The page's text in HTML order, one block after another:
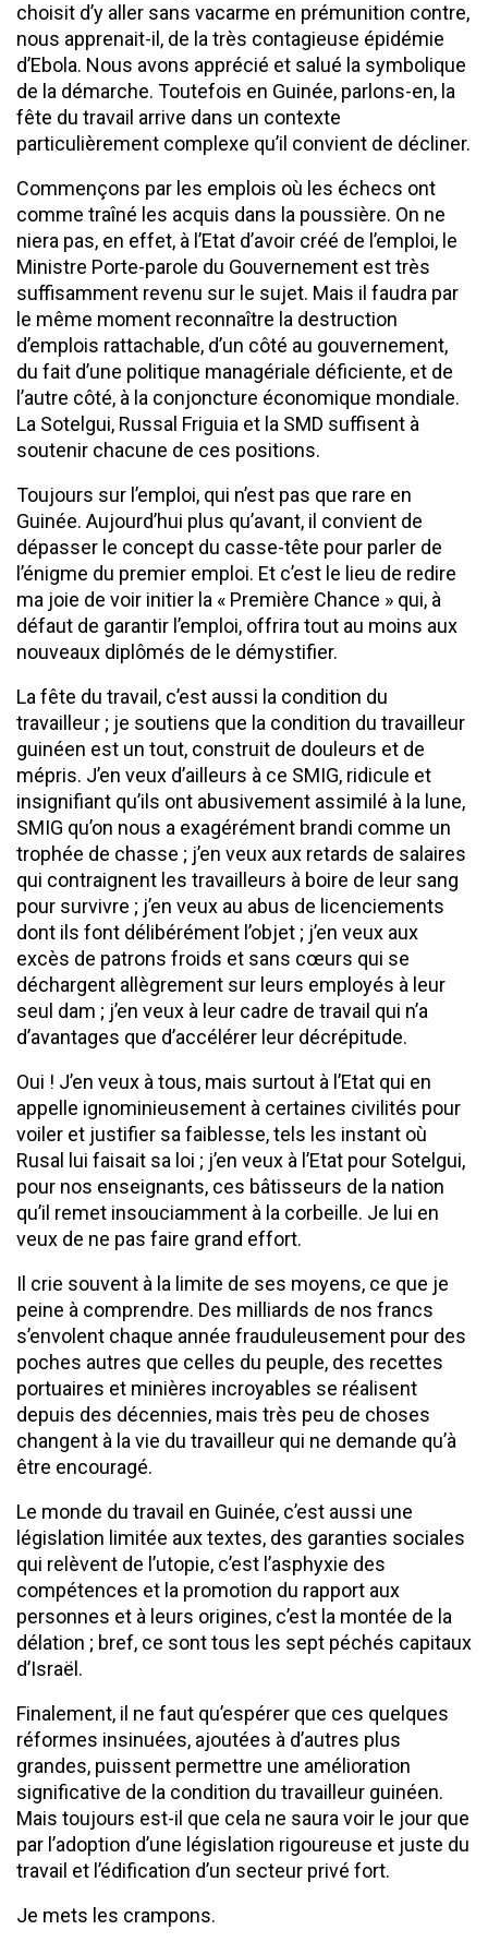
choisit d’y aller sans vacarme en prémunition contre,
nous apprenait-il, de la très contagieuse épidémie
d’Ebola. Nous avons apprécié et salué la symbolique
de la démarche. Toutefois en Guinée, parlons-en, la
fête du travail arrive dans un contexte
particulièrement complexe qu’il convient de décliner.
Commençons par les emplois où les échecs ont
comme traîné les acquis dans la poussière. On ne
niera pas, en effet, à l’Etat d’avoir créé de l’emploi, le
Ministre Porte-parole du Gouvernement est très
suffisamment revenu sur le sujet. Mais il faudra par
le même moment reconnaître la destruction
d’emplois rattachable, d’un côté au gouvernement,
du fait d’une politique managériale déficiente, et de
l’autre côté, à la conjoncture économique mondiale.
La Sotelgui, Russal Friguia et la SMD suffisent à
soutenir chacune de ces positions.
Toujours sur l’emploi, qui n’est pas que rare en
Guinée. Aujourd’hui plus qu’avant, il convient de
dépasser le concept du casse-tête pour parler de
l’énigme du premier emploi. Et c’est le lieu de redire
ma joie de voir initier la « Première Chance » qui, à
défaut de garantir l’emploi, offrira tout au moins aux
nouveaux diplômés de le démystifier.
La fête du travail, c’est aussi la condition du
travailleur ; je soutiens que la condition du travailleur
guinéen est un tout, construit de douleurs et de
mépris. J’en veux d’ailleurs à ce SMIG, ridicule et
insignifiant qu’ils ont abusivement assimilé à la lune,
SMIG qu’on nous a exagérément brandi comme un
trophée de chasse ; j’en veux aux retards de salaires
qui contraignent les travailleurs à boire de leur sang
pour survivre ; j’en veux au abus de licenciements
dont ils font délibérément l’objet ; j’en veux aux
excès de patrons froids et sans cœurs qui se
déchargent allègrement sur leurs employés à leur
seul dam ; j’en veux à leur cadre de travail qui n’a
d’avantages que d’accélérer leur décrépitude.
Oui ! J’en veux à tous, mais surtout à l’Etat qui en
appelle ignominieusement à certaines civilités pour
voiler et justifier sa faiblesse, tels les instant où
Rusal lui faisait sa loi ; j’en veux à l’Etat pour Sotelgui,
pour nos enseignants, ces bâtisseurs de la nation
qu’il remet insouciamment à la corbeille. Je lui en
veux de ne pas faire grand effort.
Il crie souvent à la limite de ses moyens, ce que je
peine à comprendre. Des milliards de nos francs
s’envolent chaque année frauduleusement pour des
poches autres que celles du peuple, des recettes
portuaires et minières incroyables se réalisent
depuis des décennies, mais très peu de choses
changent à la vie du travailleur qui ne demande qu’à
être encouragé.
Le monde du travail en Guinée, c’est aussi une
législation limitée aux textes, des garanties sociales
qui relèvent de l’utopie, c’est l’asphyxie des
compétences et la promotion du rapport aux
personnes et à leurs origines, c’est la montée de la
délation ; bref, ce sont tous les sept péchés capitaux
d’Israël.
Finalement, il ne faut qu’espérer que ces quelques
réformes insinuées, ajoutées à d’autres plus
grandes, puissent permettre une amélioration
significative de la condition du travailleur guinéen.
Mais toujours est-il que cela ne saura voir le jour que
par l’adoption d’une législation rigoureuse et juste du
travail et l’édification d’un secteur privé fort.
Je mets les crampons.